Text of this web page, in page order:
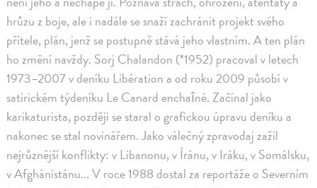
hrůzu z boje, ale i nadále se snaží zachránit projekt svého
přítele, plán, jenž se postupně stává jeho vlastním. A ten plán
ho změní navždy. Sorj Chalandon (*1952) pracoval v letech
1973–2007 v deníku Libération a od roku 2009 působí v
satirickém týdeníku Le Canard enchaîné. Začínal jako
karikaturista, později se staral o grafickou úpravu deníku a
nakonec se stal novinářem. Jako válečný zpravodaj zažil
nejrůznější konflikty: v Libanonu, v Íránu, v Iráku, v Somálsku,
v Afghánistánu... V roce 1988 dostal za reportáže o Severním